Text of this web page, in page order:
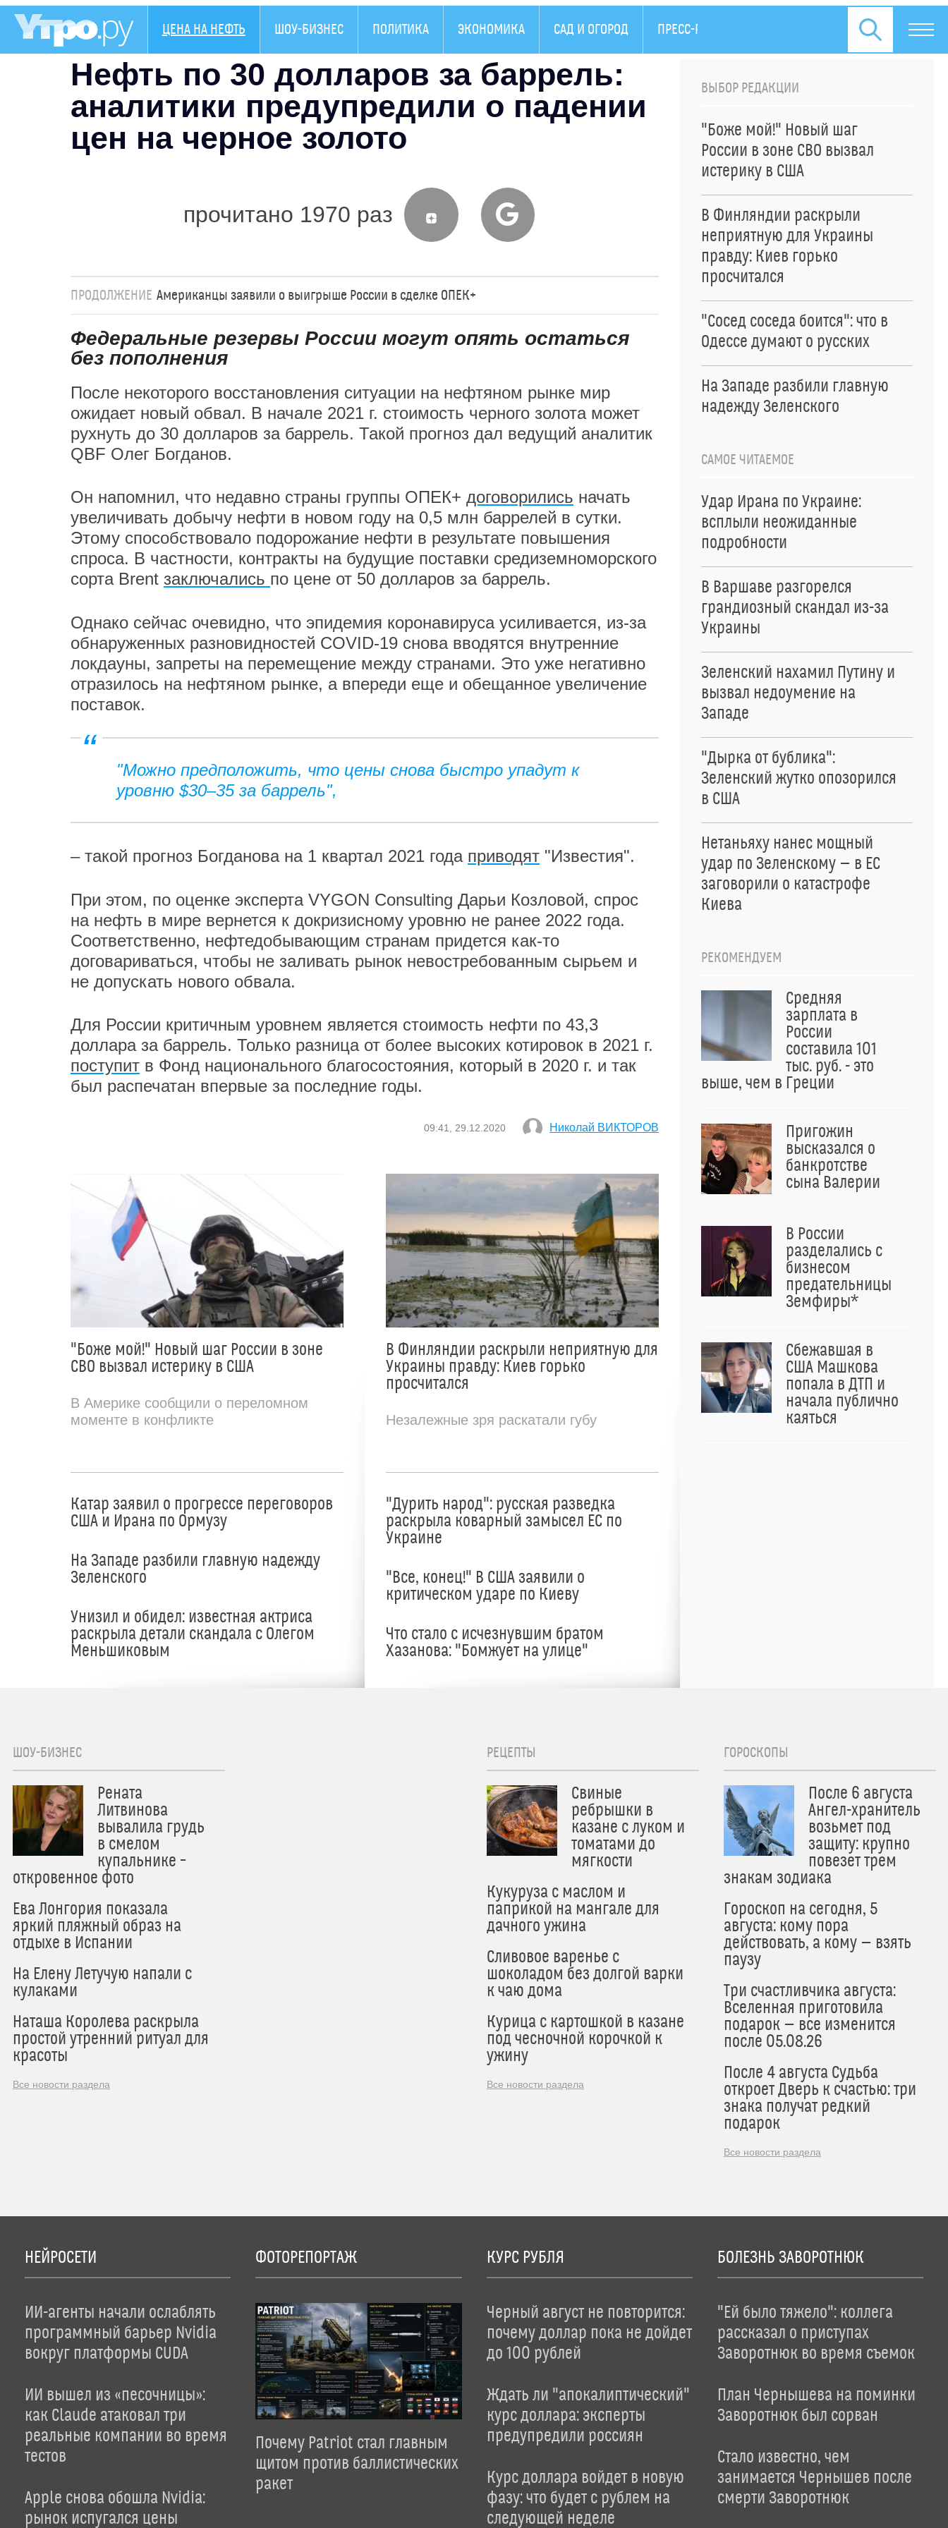
ЦЕНА НА НЕФТЬ ШОУ-БИЗНЕС ПОЛИТИКА ЭКОНОМИКА САД И ОГОРОД ПРЕСС-РЕЛИЗЫ
Нефть по 30 долларов за баррель:
аналитики предупредили о падении
цен на черное золото
прочитано 1970 раз
ПРОДОЛЖЕНИЕ Американцы заявили о выигрыше России в сделке ОПЕК+
Федеральные резервы России могут опять остаться
без пополнения
После некоторого восстановления ситуации на нефтяном рынке мир
ожидает новый обвал. В начале 2021 г. стоимость черного золота может
рухнуть до 30 долларов за баррель. Такой прогноз дал ведущий аналитик
QBF Олег Богданов.
Он напомнил, что недавно страны группы ОПЕК+ договорились начать
увеличивать добычу нефти в новом году на 0,5 млн баррелей в сутки.
Этому способствовало подорожание нефти в результате повышения
спроса. В частности, контракты на будущие поставки средиземноморского
сорта Brent заключались по цене от 50 долларов за баррель.
Однако сейчас очевидно, что эпидемия коронавируса усиливается, из-за
обнаруженных разновидностей COVID-19 снова вводятся внутренние
локдауны, запреты на перемещение между странами. Это уже негативно
отразилось на нефтяном рынке, а впереди еще и обещанное увеличение
поставок.
"Можно предположить, что цены снова быстро упадут к
уровню $30–35 за баррель",
– такой прогноз Богданова на 1 квартал 2021 года приводят "Известия".
При этом, по оценке эксперта VYGON Consulting Дарьи Козловой, спрос
на нефть в мире вернется к докризисному уровню не ранее 2022 года.
Соответственно, нефтедобывающим странам придется как-то
договариваться, чтобы не заливать рынок невостребованным сырьем и
не допускать нового обвала.
Для России критичным уровнем является стоимость нефти по 43,3
доллара за баррель. Только разница от более высоких котировок в 2021 г.
поступит в Фонд национального благосостояния, который в 2020 г. и так
был распечатан впервые за последние годы.
09:41, 29.12.2020 Николай ВИКТОРОВ
"Боже мой!" Новый шаг России в зоне
СВО вызвал истерику в США
В Америке сообщили о переломном
моменте в конфликте
Катар заявил о прогрессе переговоров
США и Ирана по Ормузу
На Западе разбили главную надежду
Зеленского
Унизил и обидел: известная актриса
раскрыла детали скандала с Олегом
Меньшиковым
В Финляндии раскрыли неприятную для
Украины правду: Киев горько
просчитался
Незалежные зря раскатали губу
"Дурить народ": русская разведка
раскрыла коварный замысел ЕС по
Украине
"Все, конец!" В США заявили о
критическом ударе по Киеву
Что стало с исчезнувшим братом
Хазанова: "Бомжует на улице"
ВЫБОР РЕДАКЦИИ
"Боже мой!" Новый шаг
России в зоне СВО вызвал
истерику в США
В Финляндии раскрыли
неприятную для Украины
правду: Киев горько
просчитался
"Сосед соседа боится": что в
Одессе думают о русских
На Западе разбили главную
надежду Зеленского
САМОЕ ЧИТАЕМОЕ
Удар Ирана по Украине:
всплыли неожиданные
подробности
В Варшаве разгорелся
грандиозный скандал из-за
Украины
Зеленский нахамил Путину и
вызвал недоумение на
Западе
"Дырка от бублика":
Зеленский жутко опозорился
в США
Нетаньяху нанес мощный
удар по Зеленскому — в ЕС
заговорили о катастрофе
Киева
РЕКОМЕНДУЕМ
Средняя
зарплата в
России
составила 101
тыс. руб. - это
выше, чем в Греции
Пригожин
высказался о
банкротстве
сына Валерии
В России
разделались с
бизнесом
предательницы
Земфиры*
Сбежавшая в
США Машкова
попала в ДТП и
начала публично
каяться
ШОУ-БИЗНЕС
Рената
Литвинова
вывалила грудь
в смелом
купальнике –
откровенное фото
Ева Лонгория показала
яркий пляжный образ на
отдыхе в Испании
На Елену Летучую напали с
кулаками
Наташа Королева раскрыла
простой утренний ритуал для
красоты
Все новости раздела
РЕЦЕПТЫ
Свиные
ребрышки в
казане с луком и
томатами до
мягкости
Кукуруза с маслом и
паприкой на мангале для
дачного ужина
Сливовое варенье с
шоколадом без долгой варки
к чаю дома
Курица с картошкой в казане
под чесночной корочкой к
ужину
Все новости раздела
ГОРОСКОПЫ
После 6 августа
Ангел-хранитель
возьмет под
защиту: крупно
повезет трем
знакам зодиака
Гороскоп на сегодня, 5
августа: кому пора
действовать, а кому — взять
паузу
Три счастливчика августа:
Вселенная приготовила
подарок — все изменится
после 05.08.26
После 4 августа Судьба
откроет Дверь к счастью: три
знака получат редкий
подарок
Все новости раздела
НЕЙРОСЕТИ
ИИ-агенты начали ослаблять
программный барьер Nvidia
вокруг платформы CUDA
ИИ вышел из «песочницы»:
как Claude атаковал три
реальные компании во время
тестов
Apple снова обошла Nvidia:
рынок испугался цены
ФОТОРЕПОРТАЖ
Почему Patriot стал главным
щитом против баллистических
ракет
КУРС РУБЛЯ
Черный август не повторится:
почему доллар пока не дойдет
до 100 рублей
Ждать ли "апокалиптический"
курс доллара: эксперты
предупредили россиян
Курс доллара войдет в новую
фазу: что будет с рублем на
следующей неделе
БОЛЕЗНЬ ЗАВОРОТНЮК
"Ей было тяжело": коллега
рассказал о приступах
Заворотнюк во время съемок
План Чернышева на поминки
Заворотнюк был сорван
Стало известно, чем
занимается Чернышев после
смерти Заворотнюк